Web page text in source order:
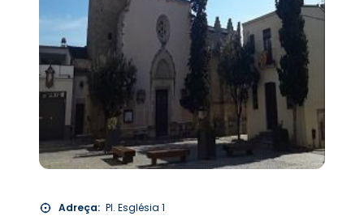
Adreça: Pl. Església 1